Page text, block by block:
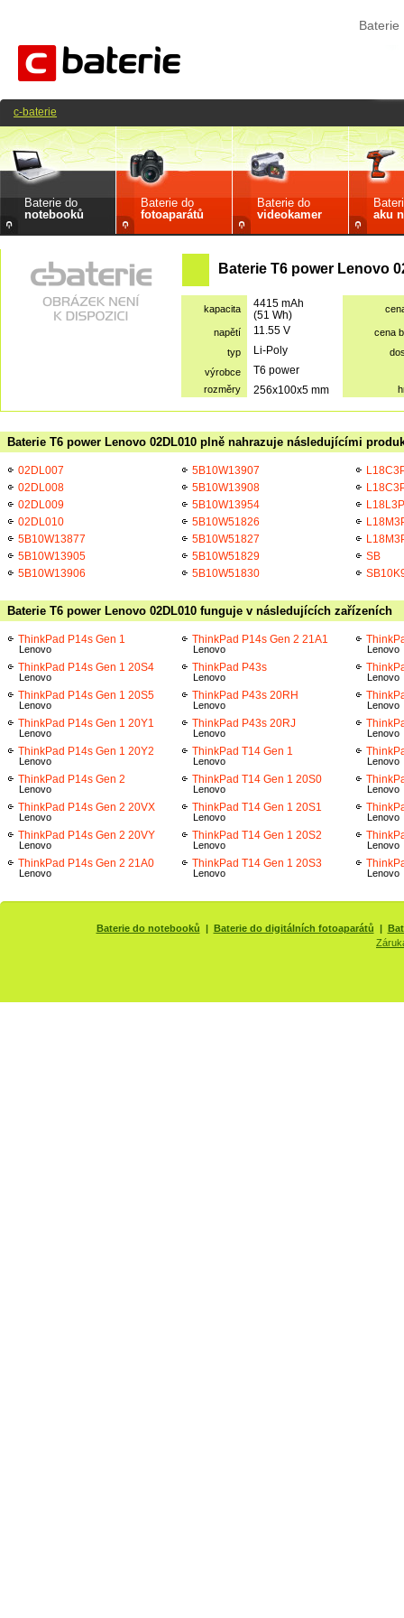
Baterie
Baterie do
notebooků
Baterie do
fotoaparátů
Baterie do
videokamer
aku
Baterie T6 power Lenovo
kapacita
4415 mAh
(51 Wh)
napětí 11.55 V
cena
typ
Li-Poly
výrobce
T6 power
rozměry 256x100x5 mm
Baterie T6 power Lenovo 02DL010 plně nahrazuje následujícími
02DL007
02DL008
02DL009
02DL010
5B10W13877
5B10W13905
5B10W13906
5B10W13907
5B10W13908
5B10W13954
5B10W51826
5B10W51827
5B10W51829
5B10W51830
SB
Baterie T6 power Lenovo 02DL010 funguje v následujících zařízeních
ThinkPad P14s Gen 1
Lenovo
ThinkPad P14s Gen 1 20S4
Lenovo
ThinkPad P14s Gen 1 20S5
Lenovo
ThinkPad P14s Gen 1 20Y1
Lenovo
ThinkPad P14s Gen 1 20Y2
Lenovo
ThinkPad P14s Gen 2
Lenovo
ThinkPad P14s Gen 2 20VX
Lenovo
ThinkPad P14s Gen 2 20VY
Lenovo
ThinkPad P14s Gen 2 21A0
Lenovo
ThinkPad P14s Gen 2 21A1
Lenovo
ThinkPad P43s
Lenovo
ThinkPad P43s 20RH
Lenovo
ThinkPad P43s 20RJ
Lenovo
ThinkPad T14 Gen 1
Lenovo
ThinkPad T14 Gen 1 20S0
Lenovo
ThinkPad T14 Gen 1 20S1
Lenovo
ThinkPad T14 Gen 1 20S2
Lenovo
ThinkPad T14 Gen 1 20S3
Lenovo
Lenovo
Lenovo
Lenovo
Lenovo
Lenovo
Lenovo
Lenovo
Lenovo
Lenovo
c-baterie
Baterie do notebooků | Baterie do digitálních fotoaparátů |